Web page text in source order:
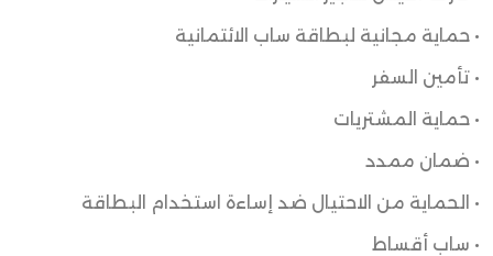
• حماية مجانية لبطاقة ساب الائتمانية
• تأمين السفر
• حماية المشتريات
• ضمان ممدد
• الحماية من الاحتيال ضد إساءة استخدام البطاقة
• ساب أقساط